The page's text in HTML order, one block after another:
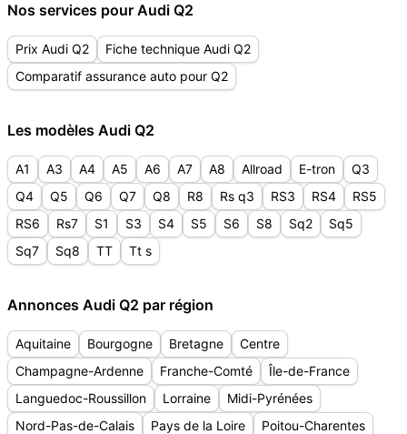
Nos services pour Audi Q2
Prix Audi Q2
Fiche technique Audi Q2
Comparatif assurance auto pour Q2
Les modèles Audi Q2
A1 A3 A4 A5 A6 A7 A8 Allroad E-tron
Q3
Q4
Q5 Q6 Q7 Q8 R8 Rs q3 RS3 RS4
RS5
RS6
Rs7 S1 S3 S4 S5 S6 S8 Sq2
Sq5
Sq7
Sq8 TT Tt s
Annonces Audi Q2 par région
Aquitaine Bourgogne Bretagne
Centre
Champagne-Ardenne
Franche-Comté
Île-de-France
Languedoc-Roussillon
Lorraine
Midi-Pyrénées
Nord-Pas-de-Calais
Pays de la Loire
Poitou-Charentes